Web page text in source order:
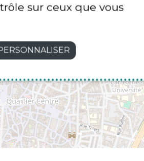
CHEZ SERGIO PIZZERIA
sur ceux que vous